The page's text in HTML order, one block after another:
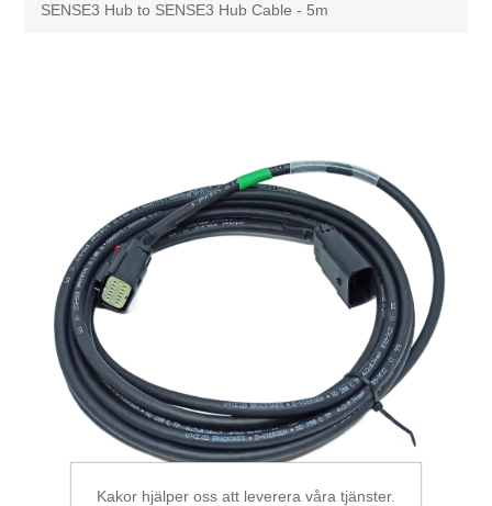
Tillståndsövervakning
Vibrationsanalys
Digitalisering
Temperaturmätning
Begner Machines
SENSE3 Hub to SENSE3 Hub Cable - 5m
Kakor hjälper oss att leverera våra tjänster.